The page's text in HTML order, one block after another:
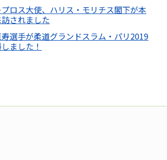
ロス大使、ハリス・モリチス閣下が本
されました
選手が柔道グランドスラム・パリ2019
ました！